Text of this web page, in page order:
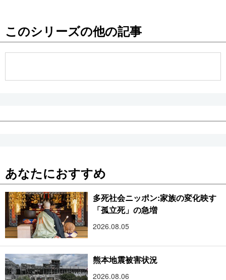
公式SNS
このシリーズの他の記事
あなたにおすすめ
多死社会ニッポン:家族の変化映す
「孤立死」の急増
2026.08.05
熊本地震被害状況
2026.08.06